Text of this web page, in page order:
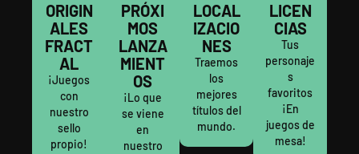
ORIGIN
ALES
FRACT
AL
¡Juegos
con
nuestro
sello
propio!
PRÓXI
MOS
LANZA
MIENT
OS
¡Lo que
se viene
en
nuestro
LOCAL
IZACIO
NES
Traemos
los
mejores
títulos del
mundo.
LICEN
CIAS
Tus
personaje
s
favoritos
¡En
juegos de
mesa!